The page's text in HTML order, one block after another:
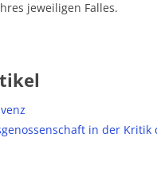
jeweiligen Falles.
in der Kritik